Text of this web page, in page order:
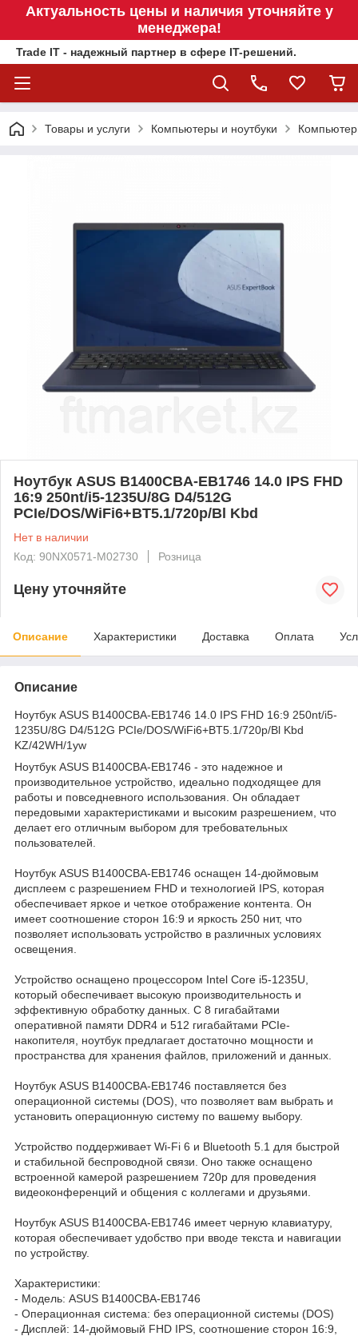
Актуальность цены и наличия уточняйте у
менеджера!
Trade IT - надежный партнер в сфере IT-решений.
Товары и услуги Компьютеры и ноутбуки
Ноутбук ASUS B1400CBA-EB1746 14.0 IPS FHD
16:9 250nt/i5-1235U/8G D4/512G
PCIe/DOS/WiFi6+BT5.1/720p/Bl Kbd
Нет в наличии
Код: 90NX0571-M02730
Розница
Цену уточняйте
Описание Характеристики Доставка Оплата
Описание
Ноутбук ASUS B1400CBA-EB1746 14.0 IPS FHD 16:9 250nt/i5-
1235U/8G D4/512G PCIe/DOS/WiFi6+BT5.1/720p/Bl Kbd
KZ/42WH/1yw
Ноутбук ASUS B1400CBA-EB1746 - это надежное и
производительное устройство, идеально подходящее для
работы и повседневного использования. Он обладает
передовыми характеристиками и высоким разрешением, что
делает его отличным выбором для требовательных
пользователей.
Ноутбук ASUS B1400CBA-EB1746 оснащен 14-дюймовым
дисплеем с разрешением FHD и технологией IPS, которая
обеспечивает яркое и четкое отображение контента. Он
имеет соотношение сторон 16:9 и яркость 250 нит, что
позволяет использовать устройство в различных условиях
освещения.
Устройство оснащено процессором Intel Core i5-1235U,
который обеспечивает высокую производительность и
эффективную обработку данных. С 8 гигабайтами
оперативной памяти DDR4 и 512 гигабайтами PCIe-
накопителя, ноутбук предлагает достаточно мощности и
пространства для хранения файлов, приложений и данных.
Ноутбук ASUS B1400CBA-EB1746 поставляется без
операционной системы (DOS), что позволяет вам выбрать и
установить операционную систему по вашему выбору.
Устройство поддерживает Wi-Fi 6 и Bluetooth 5.1 для быстрой
и стабильной беспроводной связи. Оно также оснащено
встроенной камерой разрешением 720p для проведения
видеоконференций и общения с коллегами и друзьями.
Ноутбук ASUS B1400CBA-EB1746 имеет черную клавиатуру,
которая обеспечивает удобство при вводе текста и навигации
по устройству.
Характеристики:
- Модель: ASUS B1400CBA-EB1746
- Операционная система: без операционной системы (DOS)
- Дисплей: 14-дюймовый FHD IPS, соотношение сторон 16:9,